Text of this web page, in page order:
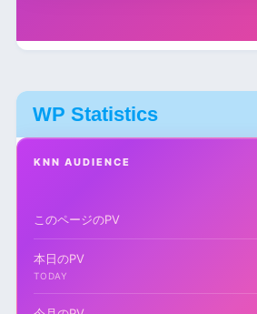
WP Statistics
KNN AUDIENCE
このページのPV
本日のPV
TODAY